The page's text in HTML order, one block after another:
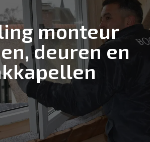
monteur
deuren en